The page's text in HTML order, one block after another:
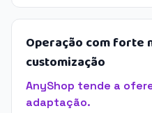
Operação com forte
customização
AnyShop tende a
adaptação.